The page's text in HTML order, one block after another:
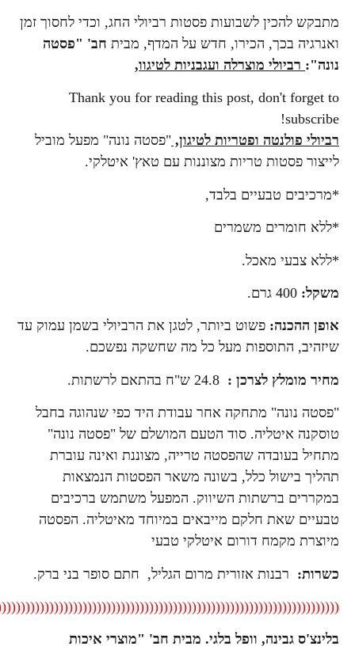
פסטות רביולי החג, וכדי לחסוך זמן
חדש על המדף, מביתחב' "פסטה
ועגבניות לטיגוו,
Thank you for reading this
לטיגון,"פסטה נונה" מפעל מוביל
מצוננות עם טאץ' איטלקי.
בלבד,
ביותר, לטגן את הרביולי בשמן עמוק עד
מעל כל מה שחשקה נפשכם.
:24.8 ש"ח בהתאם לרשתות.
אחר עבודת היד כפי שנהוגה בחבל
סוד הטעם המושלם של "פסטה נונה"
טרייה, מצוננת ואינה עוברת
בשונה משאר הפסטות הנמצאות
השיווק. המפעל משתמש ברכיבים
מייבאים במיוחד מאיטליה. הפסטה
איטלקי טבעי
מרום הגליל, חתם סופר בני ברק.
בלגי. מבית חב' "מוצרי איכות